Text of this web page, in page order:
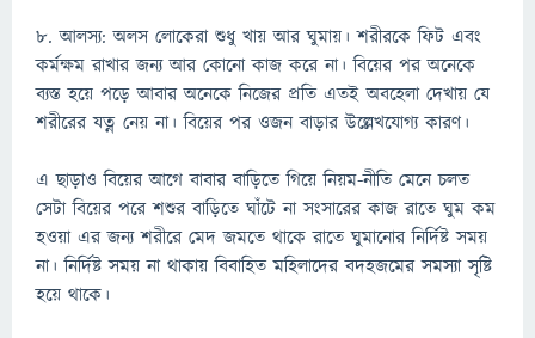
৮. আলস্য: অলস লোকেরা শুধু খায় আর ঘুমায়। শরীরকে ফিট এবং
কর্মক্ষম রাখার জন্য আর কোনো কাজ করে না। বিয়ের পর অনেকে
ব্যস্ত হয়ে পড়ে আবার অনেকে নিজের প্রতি এতই অবহেলা দেখায় যে
শরীরের যত্ন নেয় না। বিয়ের পর ওজন বাড়ার উল্লেখযোগ্য কারণ।
এ ছাড়াও বিয়ের আগে বাবার বাড়িতে গিয়ে নিয়ম-নীতি মেনে চলত
সেটা বিয়ের পরে শশুর বাড়িতে ঘাঁটে না সংসারের কাজ রাতে ঘুম কম
হওয়া এর জন্য শরীরে মেদ জমতে থাকে রাতে ঘুমানোর নির্দিষ্ট সময়
না। নির্দিষ্ট সময় না থাকায় বিবাহিত মহিলাদের বদহজমের সমস্যা সৃষ্টি
হয়ে থাকে।